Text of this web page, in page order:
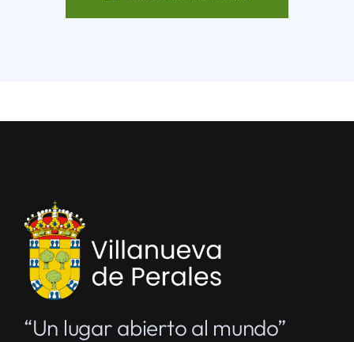
“Un lugar abierto al mundo”